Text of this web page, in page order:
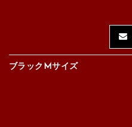
ブラックMサイズ